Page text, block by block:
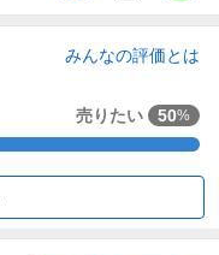
みんなの評価とは
売りたい 50%